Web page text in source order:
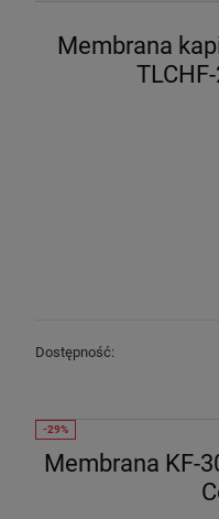
DO
Membrana
Dostępność:
Membrana KF-